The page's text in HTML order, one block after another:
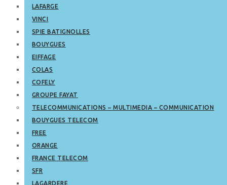
LAFARGE
VINCI
SPIE BATIGNOLLES
BOUYGUES
EIFFAGE
COLAS
COFELY
GROUPE FAYAT
TELECOMMUNICATIONS – MULTIMEDIA – COMMUNICATION
BOUYGUES TELECOM
FREE
ORANGE
FRANCE TELECOM
SFR
LAGARDERE